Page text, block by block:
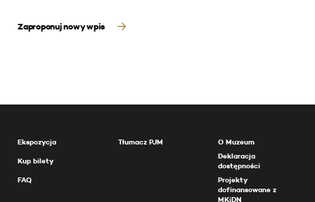
Zaproponuj nowy wpis
Ekspozycja
Kup bilety
FAQ
Tłumacz PJM
O Muzeum
Deklaracja
dostępności
Projekty
dofinansowane z
MKiDN